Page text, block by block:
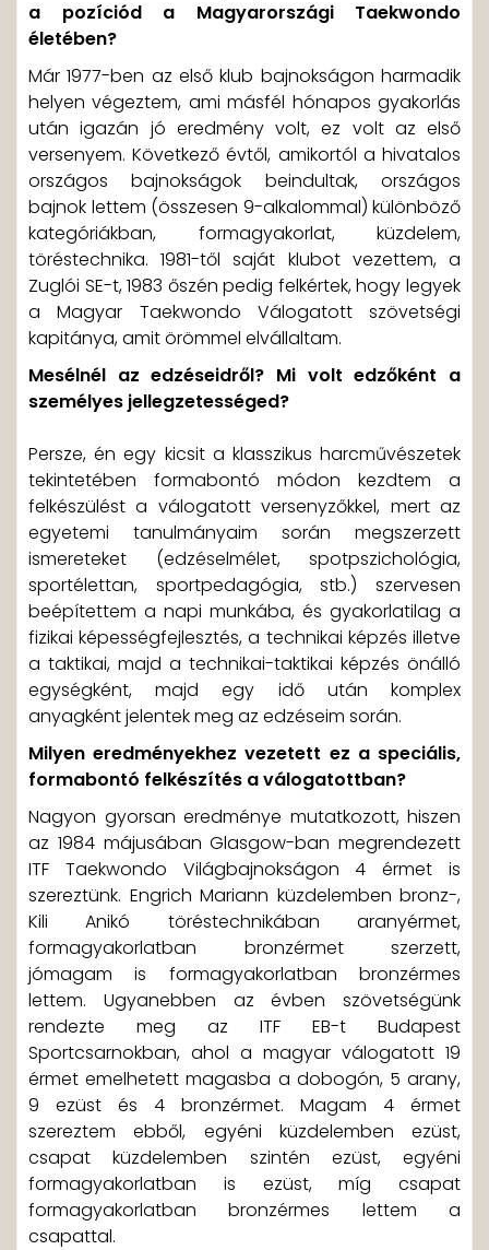
a pozíciód a Magyarországi Taekwondo
életében?
Már 1977-ben az első klub bajnokságon harmadik
helyen végeztem, ami másfél hónapos gyakorlás
után igazán jó eredmény volt, ez volt az első
versenyem. Következő évtől, amikortól a hivatalos
országos bajnokságok beindultak, országos
bajnok lettem (összesen 9-alkalommal) különböző
kategóriákban, formagyakorlat, küzdelem,
töréstechnika. 1981-től saját klubot vezettem, a
Zuglói SE-t, 1983 őszén pedig felkértek, hogy legyek
a Magyar Taekwondo Válogatott szövetségi
kapitánya, amit örömmel elvállaltam.
Mesélnél az edzéseidről? Mi volt edzőként a
személyes jellegzetességed?
Persze, én egy kicsit a klasszikus harcművészetek
tekintetében formabontó módon kezdtem a
felkészülést a válogatott versenyzőkkel, mert az
egyetemi tanulmányaim során megszerzett
ismereteket (edzéselmélet, spotpszichológia,
sportélettan, sportpedagógia, stb.) szervesen
beépítettem a napi munkába, és gyakorlatilag a
fizikai képességfejlesztés, a technikai képzés illetve
a taktikai, majd a technikai-taktikai képzés önálló
egységként, majd egy idő után komplex
anyagként jelentek meg az edzéseim során.
Milyen eredményekhez vezetett ez a speciális,
formabontó felkészítés a válogatottban?
Nagyon gyorsan eredménye mutatkozott, hiszen
az 1984 májusában Glasgow-ban megrendezett
ITF Taekwondo Világbajnokságon 4 érmet is
szereztünk. Engrich Mariann küzdelemben bronz-,
Kili Anikó töréstechnikában aranyérmet,
formagyakorlatban bronzérmet szerzett,
jómagam is formagyakorlatban bronzérmes
lettem. Ugyanebben az évben szövetségünk
rendezte meg az ITF EB-t Budapest
Sportcsarnokban, ahol a magyar válogatott 19
érmet emelhetett magasba a dobogón, 5 arany,
9 ezüst és 4 bronzérmet. Magam 4 érmet
szereztem ebből, egyéni küzdelemben ezüst,
csapat küzdelemben szintén ezüst, egyéni
formagyakorlatban is ezüst, míg csapat
formagyakorlatban bronzérmes lettem a
csapattal.